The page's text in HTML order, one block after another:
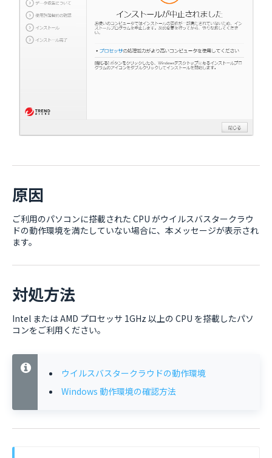
原因
ご利用のパソコンに搭載された CPU がウイルスバスタークラウ
ドの動作環境を満たしていない場合に、本メッセージが表示され
ます。
対処方法
Intel または AMD プロセッサ 1GHz 以上の CPU を搭載したパソ
コンをご利用ください。
ウイルスバスタークラウドの動作環境
Windows 動作環境の確認方法